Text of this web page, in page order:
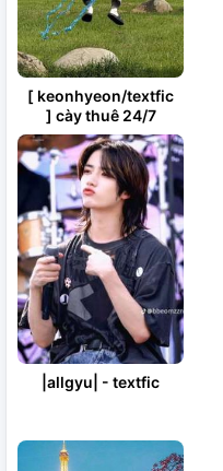
[ keonhyeon/textfic
] cày thuê 24/7
|allgyu| - textfic